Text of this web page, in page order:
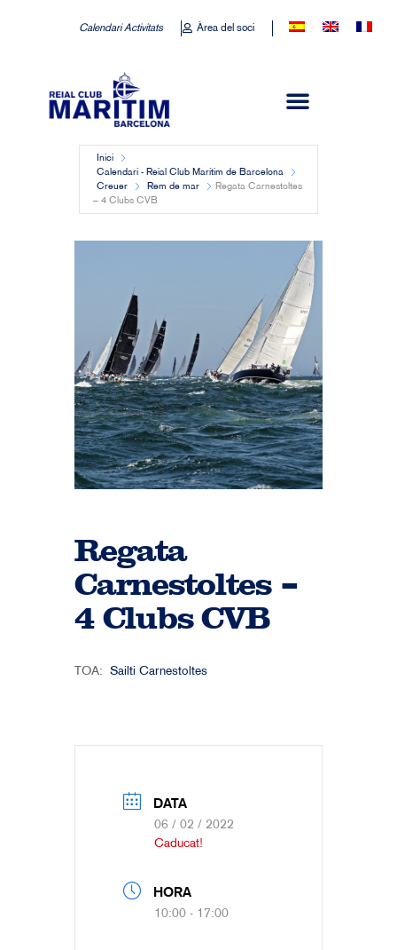
Calendari Activitats Àrea del soci
Inici
Calendari - Reial Club Marítim de Barcelona
Creuer
Rem de mar
Regata Carnestoltes
– 4 Clubs CVB
Regata
Carnestoltes –
4 Clubs CVB
TOA: Sailti Carnestoltes
DATA
06 / 02 / 2022
Caducat!
HORA
10:00 - 17:00